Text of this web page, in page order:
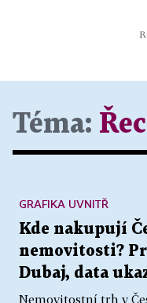
Téma:
Kde nakupují
nemovitosti?
Dubaj, data
Nemovitostní trh v
GRAFIKA UVNITŘ